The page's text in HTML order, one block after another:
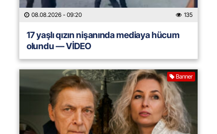
08.08.2026 - 09:20 135
17 yaşlı qızın nişanında mediaya hücum
olundu — VİDEO
Banner